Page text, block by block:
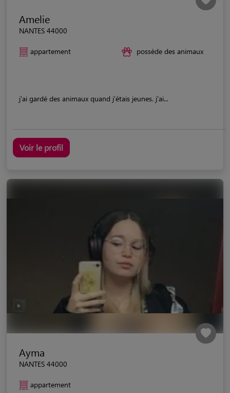
Amelie
NANTES 44000
appartement possède des animaux
j'ai gardé des animaux quand j'étais jeunes. j'ai...
Voir le profil
Ayma
NANTES 44000
appartement